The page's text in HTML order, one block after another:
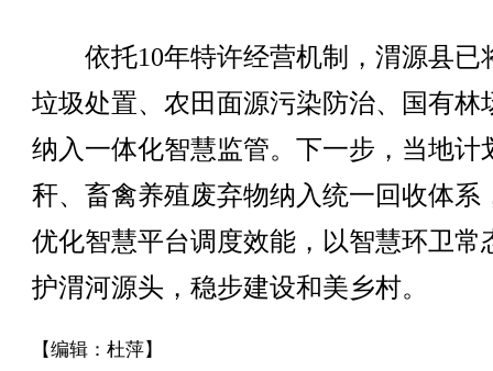
依托10年特许经营机制，渭源县已
垃圾处置、农田面源污染防治、国有林
纳入一体化智慧监管。下一步，当地计
秆、畜禽养殖废弃物纳入统一回收体系
优化智慧平台调度效能，以智慧环卫常
护渭河源头，稳步建设和美乡村。
【编辑：杜萍】